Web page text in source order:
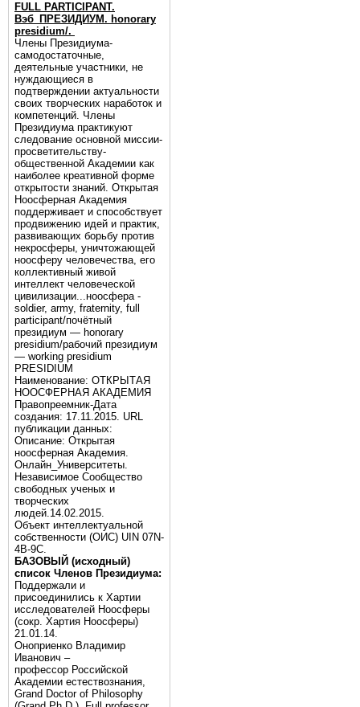
FULL PARTICIPANT.
Вэб_ПРЕЗИДИУМ. honorary
presidium/.
Члены Президиума-
самодостаточные,
деятельные участники, не
нуждающиеся в
подтверждении актуальности
своих творческих наработок и
компетенций. Члены
Президиума практикуют
следование основной миссии-
просветительству-
общественной Академии как
наиболее креативной форме
открытости знаний. Открытая
Ноосферная Академия
поддерживает и способствует
продвижению идей и практик,
развивающих борьбу против
некросферы, уничтожающей
ноосферу человечества, его
коллективный живой
интеллект человеческой
цивилизации...ноосфера -
soldier, army, fraternity, full
participant/почётный
президиум — honorary
presidium/рабочий президиум
— working presidium
PRESIDIUM
Наименование: ОТКРЫТАЯ
НООСФЕРНАЯ АКАДЕМИЯ
Правопреемник-Дата
создания: 17.11.2015. URL
публикации данных:
Описание: Открытая
ноосферная Академия.
Онлайн_Университеты.
Независимое Сообщество
свободных ученых и
творческих
людей.14.02.2015.
Объект интеллектуальной
собственности (ОИС) UIN 07N-
4B-9C.
БАЗОВЫЙ (исходный)
список Членов Президиума:
Поддержали и
присоединились к Хартии
исследователей Ноосферы
(сокр. Хартия Ноосферы)
21.01.14.
Оноприенко Владимир
Иванович –
профессор Российской
Академии естествознания,
Grand Doctor of Philosophy